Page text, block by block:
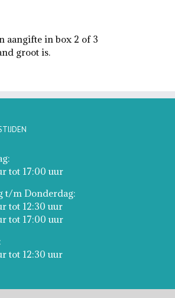
aangifte in box 2 of 3
groot is.
tot 17:00 uur
t/m Donderdag:
tot 12:30 uur
tot 17:00 uur
tot 12:30 uur